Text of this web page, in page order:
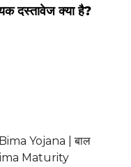
दस्तावेज क्या है?
Yojana | बाल
Maturity